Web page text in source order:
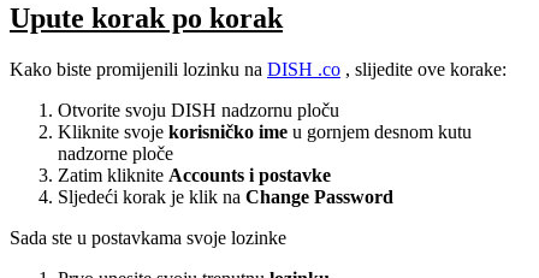
Upute korak po korak
Kako biste promijenili lozinku na DISH .co , slijedite ove korake:
Otvorite svoju DISH nadzornu ploču
Kliknite svoje korisničko ime u gornjem desnom kutu
nadzorne ploče
Zatim kliknite Accounts i postavke
Sljedeći korak je klik na Change Password
Sada ste u postavkama svoje lozinke